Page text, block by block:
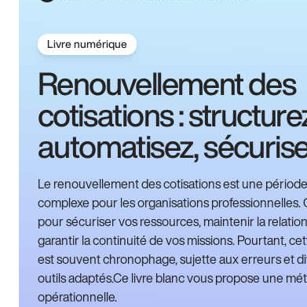
Livre numérique
Renouvellement des
cotisations :
automatisez,
Le renouvellement des cotisations est une
complexe pour les organisations professionnelles.
pour sécuriser vos ressources, maintenir la
garantir la continuité de vos missions. Pourtant,
est souvent chronophage, sujette aux erreurs et
outils adaptés.Ce livre blanc vous propose une
opérationnelle.